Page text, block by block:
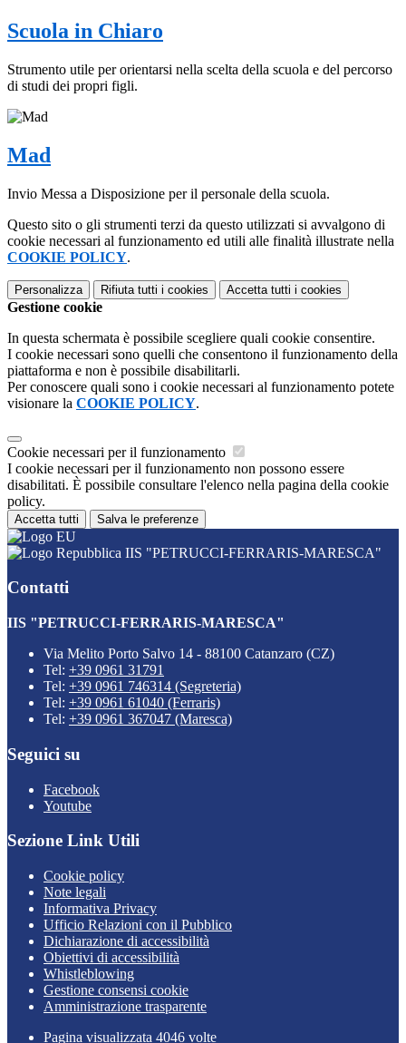
Scuola in Chiaro
Strumento utile per orientarsi nella scelta della scuola e del percorso
di studi dei propri figli.
Mad
Invio Messa a Disposizione per il personale della scuola.
Questo sito o gli strumenti terzi da questo utilizzati si avvalgono di
cookie necessari al funzionamento ed utili alle finalità illustrate nella
COOKIE POLICY.
Personalizza Rifiuta tutti i cookies Accetta tutti i cookies
Gestione cookie
In questa schermata è possibile scegliere quali cookie consentire.
I cookie necessari sono quelli che consentono il funzionamento della
piattaforma e non è possibile disabilitarli.
Per conoscere quali sono i cookie necessari al funzionamento potete
visionare la COOKIE POLICY.
Cookie necessari per il funzionamento
I cookie necessari per il funzionamento non possono essere
disabilitati. È possibile consultare l'elenco nella pagina della cookie
policy.
Accetta tutti Salva le preferenze
IIS "PETRUCCI-FERRARIS-MARESCA"
Contatti
IIS "PETRUCCI-FERRARIS-MARESCA"
Via Melito Porto Salvo 14 - 88100 Catanzaro (CZ)
Tel: +39 0961 31791
Tel: +39 0961 746314 (Segreteria)
Tel: +39 0961 61040 (Ferraris)
Tel: +39 0961 367047 (Maresca)
Seguici su
Facebook
Youtube
Sezione Link Utili
Cookie policy
Note legali
Informativa Privacy
Ufficio Relazioni con il Pubblico
Dichiarazione di accessibilità
Obiettivi di accessibilità
Whistleblowing
Gestione consensi cookie
Amministrazione trasparente
Pagina visualizzata 4046 volte